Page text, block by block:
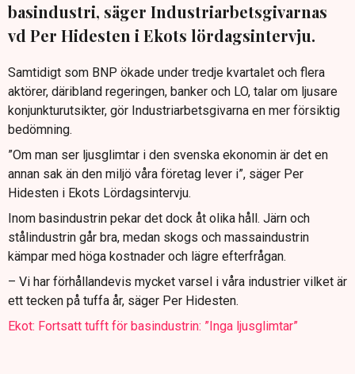
basindustri, säger Industriarbetsgivarnas
vd Per Hidesten i Ekots lördagsintervju.
Samtidigt som BNP ökade under tredje kvartalet och flera
aktörer, däribland regeringen, banker och LO, talar om ljusare
konjunkturutsikter, gör Industriarbetsgivarna en mer försiktig
bedömning.
”Om man ser ljusglimtar i den svenska ekonomin är det en
annan sak än den miljö våra företag lever i”, säger Per
Hidesten i Ekots Lördagsintervju.
Inom basindustrin pekar det dock åt olika håll. Järn och
stålindustrin går bra, medan skogs och massaindustrin
kämpar med höga kostnader och lägre efterfrågan.
– Vi har förhållandevis mycket varsel i våra industrier vilket är
ett tecken på tuffa år, säger Per Hidesten.
Ekot: Fortsatt tufft för basindustrin: ”Inga ljusglimtar”